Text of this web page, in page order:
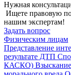
Нужная
Ищете правовую
нашим экспертам!
Задать вопрос
Физическим лицам
Представление
результате ДТП
КАСКО)